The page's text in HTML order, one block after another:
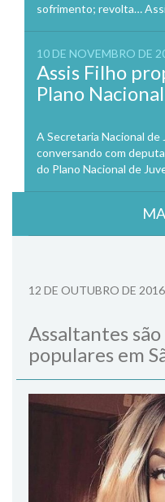
sofrimento; revolta…
10 DE NOVEMBRO DE
Assis Filho
Plano
A Secretaria Nacional de
conversando com
do Plano Nacional de
12 DE OUTUBRO DE 2016
Assaltantes
populares em